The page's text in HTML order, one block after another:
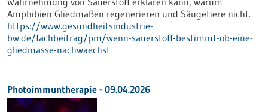
Amphibien Gliedmaßen regenerieren und Säugetiere nicht.
https://www.gesundheitsindustrie-
bw.de/fachbeitrag/pm/wenn-sauerstoff-bestimmt-ob-eine-
gliedmasse-nachwaechst
Photoimmuntherapie - 09.04.2026